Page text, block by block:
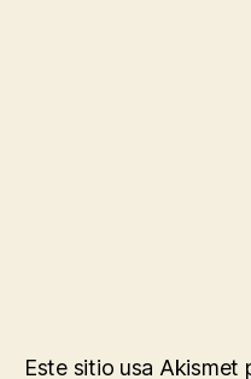
Este sitio usa Akismet